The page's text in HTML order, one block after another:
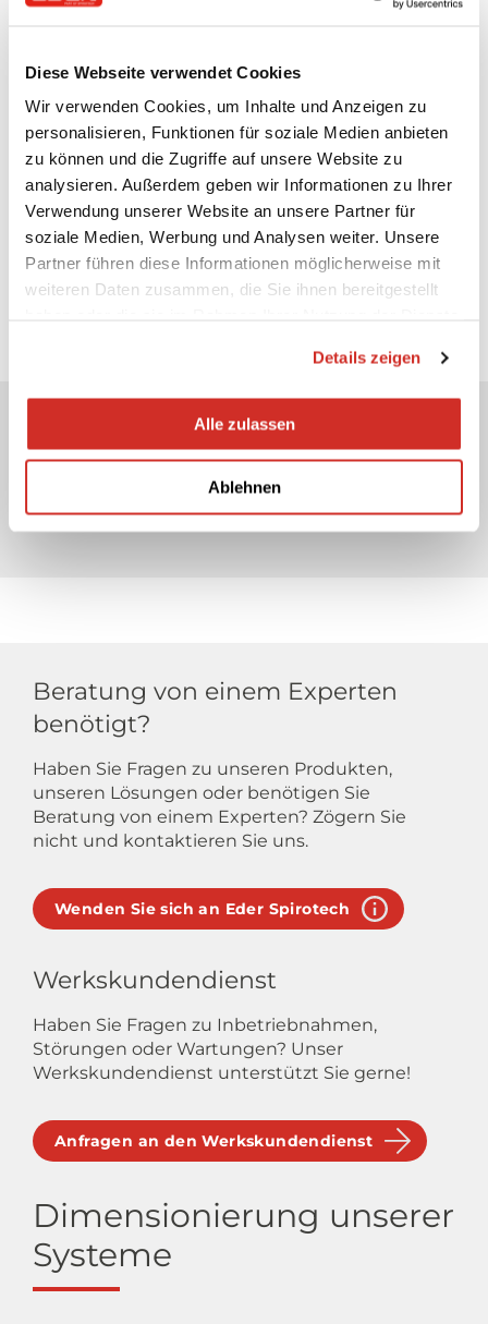
Diese Webseite verwendet Cookies
Wir verwenden Cookies, um Inhalte und Anzeigen zu
personalisieren, Funktionen für soziale Medien anbieten
zu können und die Zugriffe auf unsere Website zu
analysieren. Außerdem geben wir Informationen zu Ihrer
Verwendung unserer Website an unsere Partner für
soziale Medien, Werbung und Analysen weiter. Unsere
Partner führen diese Informationen möglicherweise mit
weiteren Daten zusammen, die Sie ihnen bereitgestellt
Details zeigen
Alle zulassen
Ablehnen
pdf
Bedienungsanleitung Touchscreen
MultiControl Zubehör
3D Daten MCM
Empfohlene Produkte
Beratung von einem Experten
benötigt?
Haben Sie Fragen zu unseren Produkten,
unseren Lösungen oder benötigen Sie
Beratung von einem Experten? Zögern Sie
nicht und kontaktieren Sie uns.
Wenden Sie sich an Eder Spirotech
Werkskundendienst
Haben Sie Fragen zu Inbetriebnahmen,
Störungen oder Wartungen? Unser
Werkskundendienst unterstützt Sie gerne!
Anfragen an den Werkskundendienst
Dimensionierung unserer
Systeme